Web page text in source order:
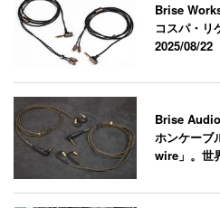
Brise
コスパ・リ
2025/08/22
Brise
ホンケーブ
wire」。世